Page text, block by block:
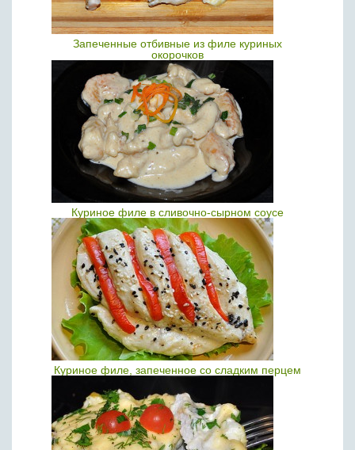
Запеченные отбивные из филе куриных
окорочков
Куриное филе в сливочно-сырном соусе
Куриное филе, запеченное со сладким перцем